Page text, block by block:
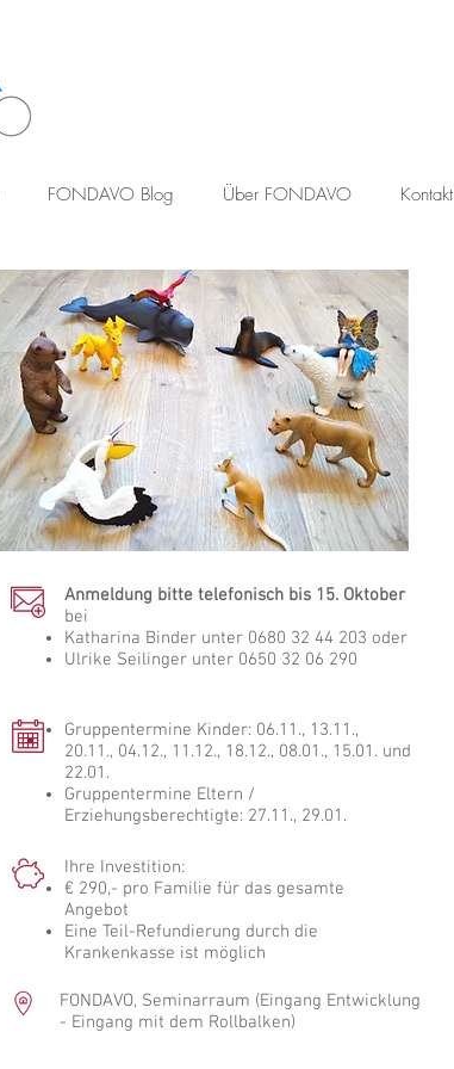
FONDAVO Blog Über FONDAVO Kontakt
Anmeldung bitte telefonisch bis 15. Oktober
bei
Katharina Binder unter 0680 32 44 203 oder
Ulrike Seilinger unter 0650 32 06 290
Gruppentermine Kinder: 06.11., 13.11.,
20.11., 04.12., 11.12., 18.12., 08.01., 15.01. und
22.01.
Gruppentermine Eltern /
Erziehungsberechtigte: 27.11., 29.01.
Ihre Investition:
€ 290,- pro Familie für das gesamte
Angebot
Eine Teil-Refundierung durch die
Krankenkasse ist möglich
FONDAVO, Seminarraum (Eingang Entwicklung
- Eingang mit dem Rollbalken)​